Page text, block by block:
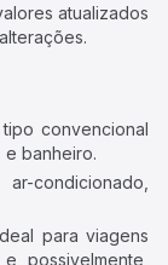
atualizados
convencional
e banheiro.
condicionado,
para viagens
possivelmente,